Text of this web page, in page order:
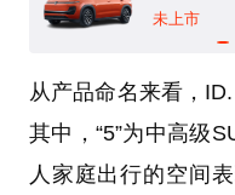
未上市
从产品命名来看，
其中，“5”为中高级
人家庭出行的空间